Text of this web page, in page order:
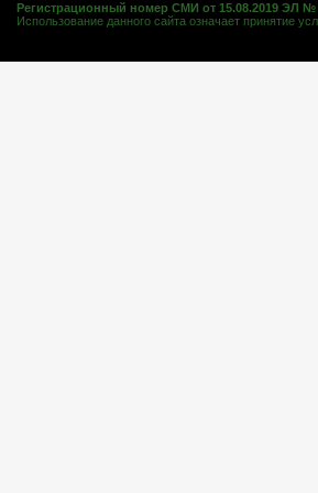
Регистрационный номер СМИ от 15.08.2019 ЭЛ №
Использование данного сайта означает принятие